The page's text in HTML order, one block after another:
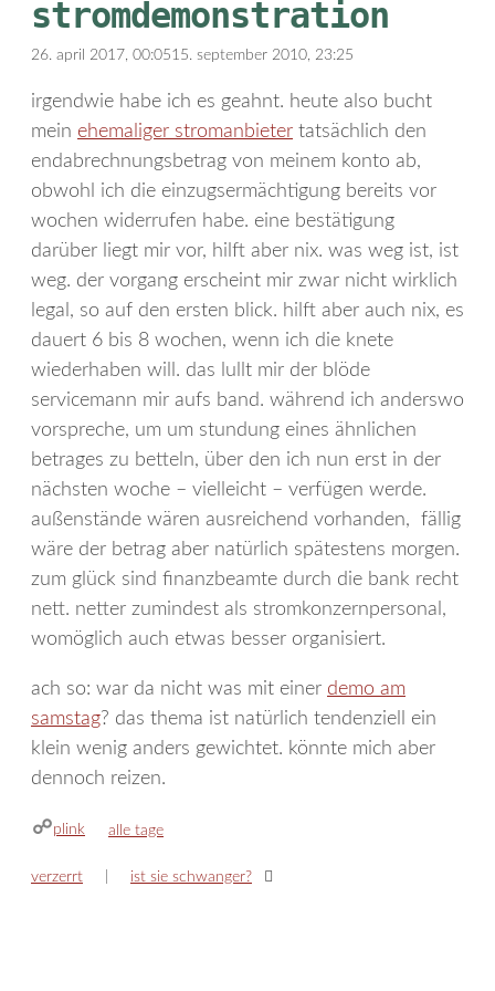
stromdemonstration
26. april 2017, 00:0515. september 2010, 23:25
irgendwie habe ich es geahnt. heute also bucht
mein ehemaliger stromanbieter tatsächlich den
endabrechnungsbetrag von meinem konto ab,
obwohl ich die einzugsermächtigung bereits vor
wochen widerrufen habe. eine bestätigung
darüber liegt mir vor, hilft aber nix. was weg ist, ist
weg. der vorgang erscheint mir zwar nicht wirklich
legal, so auf den ersten blick. hilft aber auch nix, es
dauert 6 bis 8 wochen, wenn ich die knete
wiederhaben will. das lullt mir der blöde
servicemann mir aufs band. während ich anderswo
vorspreche, um um stundung eines ähnlichen
betrages zu betteln, über den ich nun erst in der
nächsten woche – vielleicht – verfügen werde.
außenstände wären ausreichend vorhanden, fällig
wäre der betrag aber natürlich spätestens morgen.
zum glück sind finanzbeamte durch die bank recht
nett. netter zumindest als stromkonzernpersonal,
womöglich auch etwas besser organisiert.
ach so: war da nicht was mit einer demo am
samstag? das thema ist natürlich tendenziell ein
klein wenig anders gewichtet. könnte mich aber
dennoch reizen.
plink kategorien
alle tage
verzerrt ist sie schwanger?